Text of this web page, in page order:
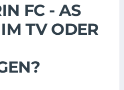
FC - AS
TV ODER